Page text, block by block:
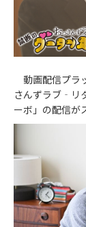
動画配信プラ
さんずラブ‐リ
ーボ」の配信が